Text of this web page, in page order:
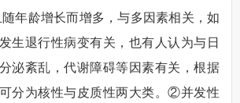
年龄增长而增多，与多因素相关，如
生退行性病变有关，也有人认为与日
泌紊乱，代谢障碍等因素有关，根据
分为核性与皮质性两大类。②并发性